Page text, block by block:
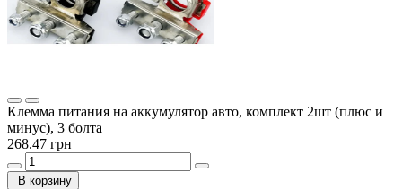
Клемма питания на аккумулятор авто, комплект 2шт (плюс и
минус), 3 болта
268.47 грн
В корзину